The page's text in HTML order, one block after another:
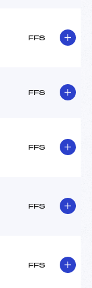
FFS
FFS
FFS
FFS
FFS